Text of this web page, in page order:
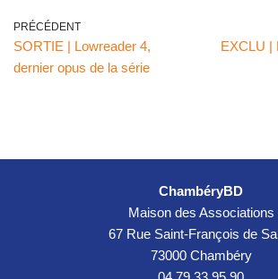
PRÉCÉDENT
SORTIE | Lowreader 4,
dernier opus de la série
EXCLU |
ChambéryBD
Maison des Associations
67 Rue Saint-François de
73000 Chambéry